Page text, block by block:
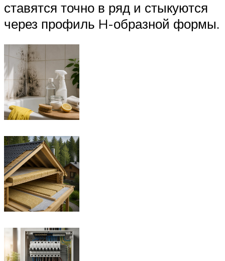
ставятся точно в ряд и стыкуются
через профиль H-образной формы.